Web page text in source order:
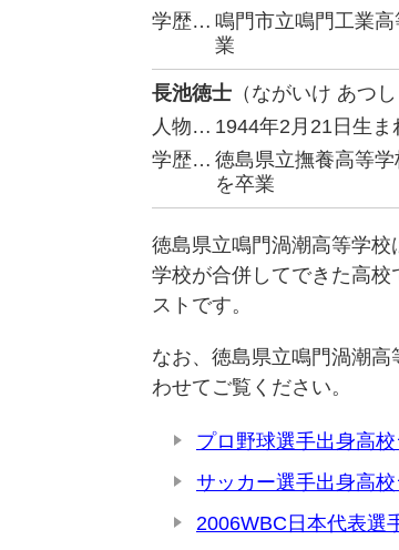
学歴… 鳴門市立鳴門工業
業
長池徳士 （ながいけ あつし
人物… 1944年2月21日生ま
学歴… 徳島県立撫養高等
を卒業
徳島県立鳴門渦潮高等学
学校が合併してできた高
ストです。
なお、徳島県立鳴門渦潮
わせてご覧ください。
プロ野球選手出身高
サッカー選手出身高
2006WBC日本代表選